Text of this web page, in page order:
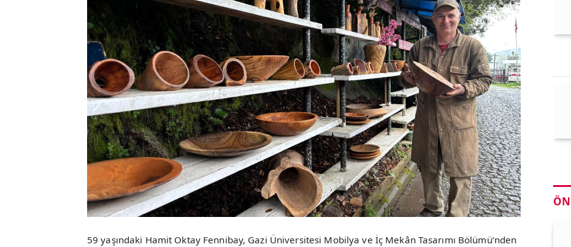
59 yaşındaki Hamit Oktay Fennibay, Gazi Üniversitesi Mobilya ve İç Mekân Tasarımı Bölümü’nden